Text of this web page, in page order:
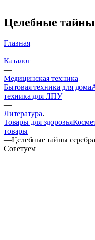
Целебные тайны
Главная
—
Каталог
—
Медицинская техника
Бытовая техника для дома
техника для ЛПУ
—
Литература
Товары для здоровья
товары
—Целебные тайны серебра
Советуем